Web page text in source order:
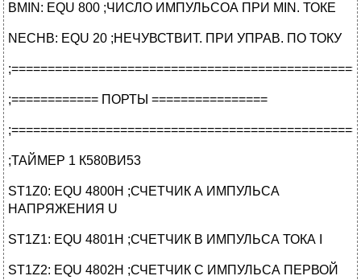
BMIN: EQU 800 ;ЧИСЛО ИМПУЛЬСОА ПРИ MIN. ТОКЕ
NECHB: EQU 20 ;НЕЧУВСТВИТ. ПРИ УПРАВ. ПО ТОКУ
;============ ПОРТЫ ================
;ТАЙМЕР 1 К580ВИ53
ST1Z0: EQU 4800H ;СЧЕТЧИК А ИМПУЛЬСА
НАПРЯЖЕНИЯ U
ST1Z1: EQU 4801H ;СЧЕТЧИК В ИМПУЛЬСА ТОКА I
ST1Z2: EQU 4802H ;СЧЕТЧИК С ИМПУЛЬСА ПЕРВОЙ